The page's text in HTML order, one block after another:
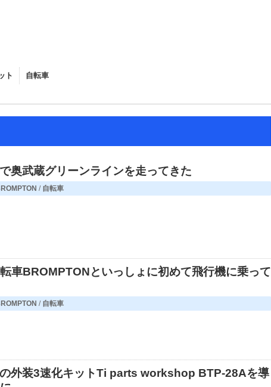
ト
自転車
奥武蔵グリーンラインを走ってきた
/ 自転車
車BROMPTONといっしょに初めて飛行機に乗って
/ 自転車
外装3速化キットTi parts workshop BTP-28Aを導